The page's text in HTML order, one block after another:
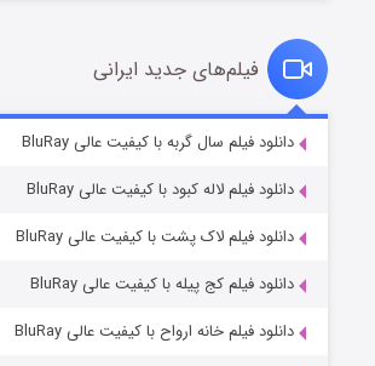
قسمت۶ (زیرنویس) منتشر شد
فیلم‌های جدید ایرانی
دانلود فیلم سال گربه با کیفیت عالی BluRay
دانلود فیلم لاله کبود با کیفیت عالی BluRay
دانلود فیلم لاک پشت با کیفیت عالی BluRay
دانلود فیلم کج‌ پیله با کیفیت عالی BluRay
دانلود فیلم خانه ارواح با کیفیت عالی BluRay